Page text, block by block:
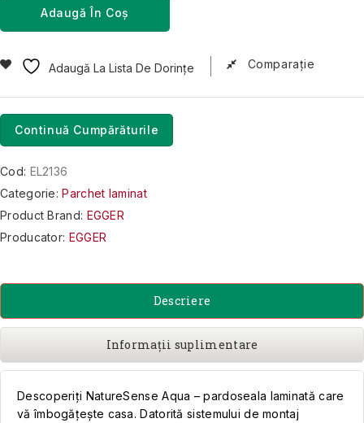
Adaugă În Coș
Adaugă La Lista De Dorințe Comparaţie
Continuă Cumpărăturile
Cod: EL2136
Categorie:Parchet laminat
Product Brand: EGGER
Producator: EGGER
Descriere
Informații suplimentare
Descoperiți NatureSense Aqua – pardoseala laminată care
vă îmbogățește casa. Datorită sistemului de montaj